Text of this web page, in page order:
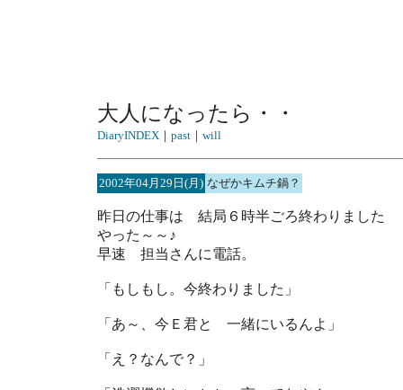
大人になったら・・
DiaryINDEX｜ past｜ will
2002年04月29日(月) なぜかキムチ鍋？
昨日の仕事は 結局６時半ごろ終わりました
やった～～♪
早速 担当さんに電話。
「もしもし。今終わりました」
「あ～、今Ｅ君と 一緒にいるんよ」
「え？なんで？」